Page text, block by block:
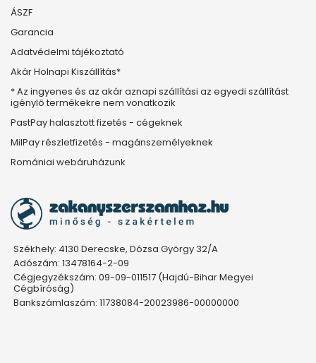
ÁSZF
Garancia
Adatvédelmi tájékoztató
Akár Holnapi Kiszállítás*
* Az ingyenes és az akár aznapi szállítási az egyedi szállítást
igénylő termékekre nem vonatkozik
PastPay halasztott fizetés - cégeknek
MilPay részletfizetés - magánszemélyeknek
Romániai webáruházunk
Székhely: 4130 Derecske, Dózsa György 32/A
Adószám: 13478164-2-09
Cégjegyzékszám: 09-09-011517 (Hajdú-Bihar Megyei
Cégbíróság)
Bankszámlaszám: 11738084-20023986-00000000